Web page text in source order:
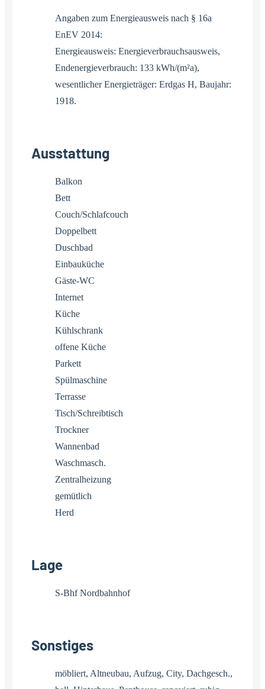
Angaben zum Energieausweis nach § 16a
EnEV 2014:
Energieausweis: Energieverbrauchsausweis,
Endenergieverbrauch: 133 kWh/(m²a),
wesentlicher Energieträger: Erdgas H, Baujahr:
1918.
Ausstattung
Balkon
Bett
Couch/Schlafcouch
Doppelbett
Duschbad
Einbauküche
Gäste-WC
Internet
Küche
Kühlschrank
offene Küche
Parkett
Spülmaschine
Terrasse
Tisch/Schreibtisch
Trockner
Wannenbad
Waschmasch.
Zentralheizung
gemütlich
Herd
Lage
S-Bhf Nordbahnhof
Sonstiges
möbliert, Altneubau, Aufzug, City, Dachgesch.,